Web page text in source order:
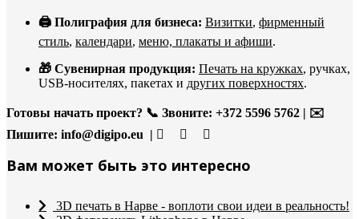
🖨️ Полиграфия для бизнеса: Визитки, фирменный
стиль, календари, меню, плакаты и афиши.
🎁 Сувенирная продукция: Печать на кружках, ручках,
USB-носителях, пакетах и других поверхностях.
Готовы начать проект? 📞 Звоните: +372 5596 5762 | ✉️
Пишите: info@digipo.eu |
Вам может быть это интересно
3D печать в Нарве - воплоти свои идеи в реальность!